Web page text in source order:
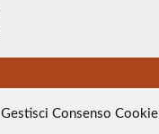
Gestisci Consenso Cookie